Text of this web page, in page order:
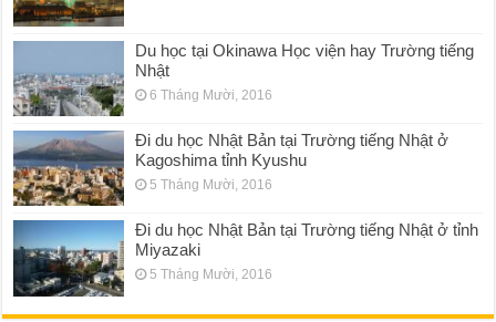
Du học tại Okinawa Học viện hay Trường tiếng
Nhật
6 Tháng Mười, 2016
Đi du học Nhật Bản tại Trường tiếng Nhật ở
Kagoshima tỉnh Kyushu
5 Tháng Mười, 2016
Đi du học Nhật Bản tại Trường tiếng Nhật ở tỉnh
Miyazaki
5 Tháng Mười, 2016